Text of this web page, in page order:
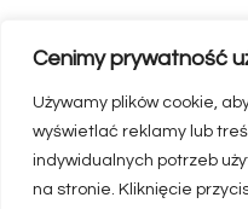
Cenimy prywatność
Używamy plików cookie,
wyświetlać reklamy lub
indywidualnych potrzeb
na stronie. Kliknięcie